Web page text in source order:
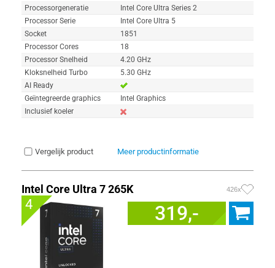
Processorgeneratie
Intel Core Ultra Series 2
Processor Serie
Intel Core Ultra 5
Socket
1851
Processor Cores
18
Processor Snelheid
4.20 GHz
Kloksnelheid Turbo
5.30 GHz
AI Ready
Geïntegreerde graphics
Intel Graphics
Inclusief koeler
Vergelijk product Meer productinformatie
Intel Core Ultra 7 265K 426x
4 319,-